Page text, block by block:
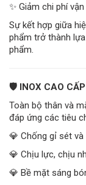
✨ Giảm chi phí
Sự kết hợp giữa
phẩm trở thành
phẩm.
🛡️ INOX CAO CẤP
Toàn bộ thân và
đáp ứng các tiêu
💎 Chống gỉ sét và
💎 Chịu lực, chịu
💎 Bề mặt sáng